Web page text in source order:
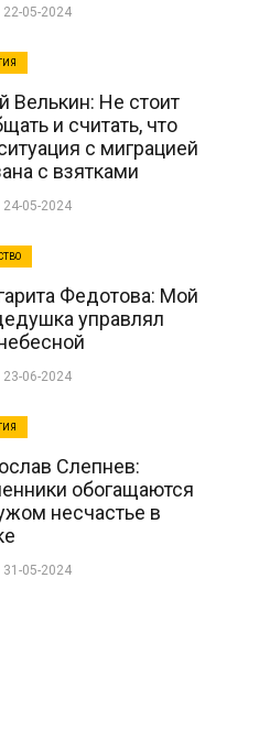
22-05-2024
Велькин: Не стоит
и считать, что
с миграцией
с взятками
24-05-2024
Федотова: Мой
управлял
23-06-2024
Слепнев:
обогащаются
несчастье в
31-05-2024